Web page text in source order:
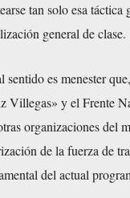
tan solo esa
general de clase.
sentido es menester
Villegas» y el Frente
organizaciones del
de la fuerza de
del actual